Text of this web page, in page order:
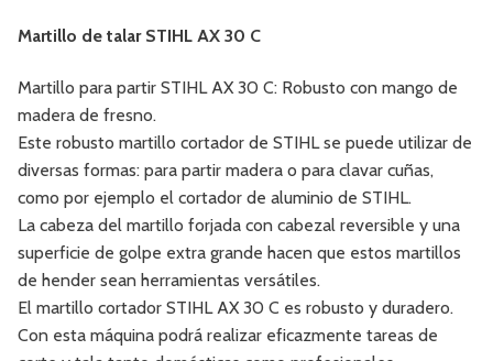
Martillo de talar STIHL AX 30 C
Martillo para partir STIHL AX 30 C: Robusto con mango de
madera de fresno.
Este robusto martillo cortador de STIHL se puede utilizar de
diversas formas: para partir madera o para clavar cuñas,
como por ejemplo el cortador de aluminio de STIHL.
La cabeza del martillo forjada con cabezal reversible y una
superficie de golpe extra grande hacen que estos martillos
de hender sean herramientas versátiles.
El martillo cortador STIHL AX 30 C es robusto y duradero.
Con esta máquina podrá realizar eficazmente tareas de